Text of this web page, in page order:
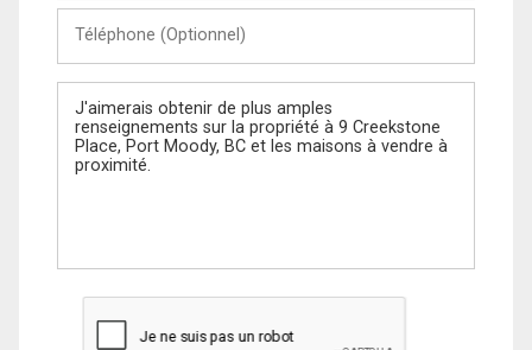
(Optionnel)
Message